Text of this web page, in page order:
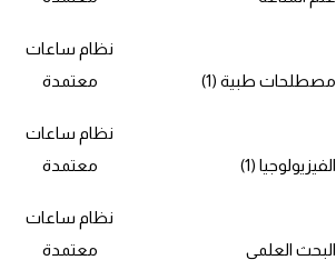
مصطلحات طبية (1)
نظام ساعات
معتمدة
الفيزيولوجيا (1)
نظام ساعات
معتمدة
البحث العلمي
نظام ساعات
معتمدة